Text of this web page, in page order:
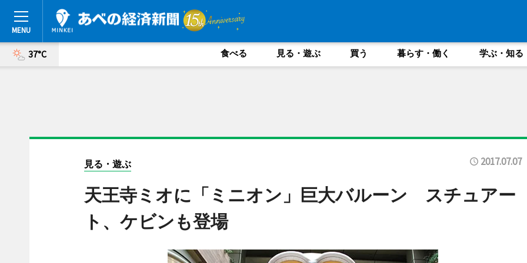
37°C 食べる 見る・遊ぶ 買う 暮らす・働く 学ぶ・知る
見る・遊ぶ 2017.07.07
天王寺ミオに「ミニオン」巨大バルーン スチュアー
ト、ケビンも登場